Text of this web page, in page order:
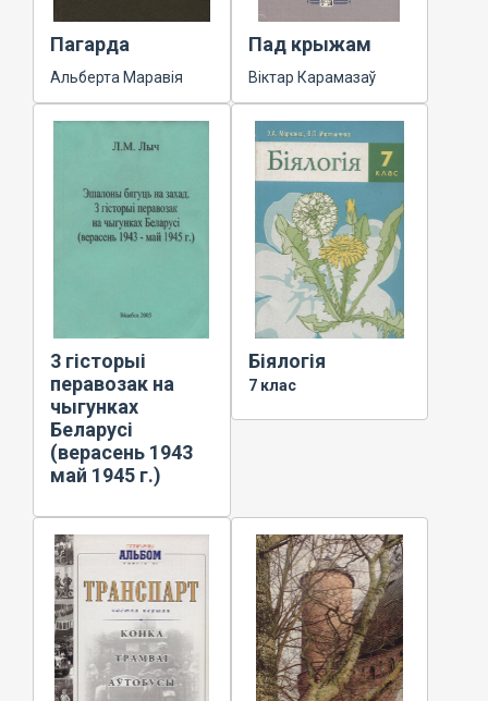
Пагарда
Альберта Маравія
Пад крыжам
Віктар Карамазаў
3 гісторыі
перавозак на
чыгунках
Беларусі
(верасень 1943
май 1945 г.)
Біялогія
7 клас